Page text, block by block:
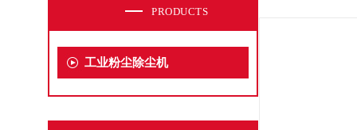
PRODUCTS
工业粉尘除尘机